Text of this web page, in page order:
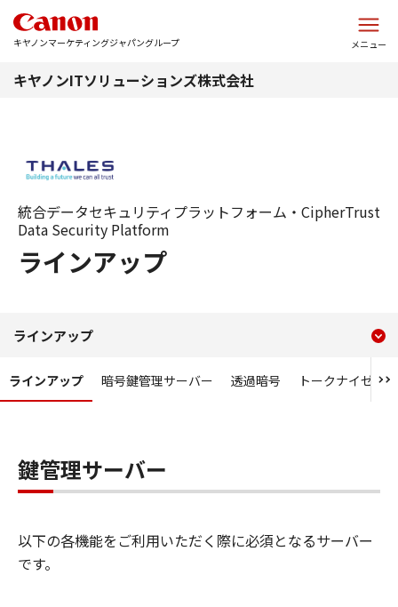
キヤノンマーケティングジャパングループ メニュー
キヤノンITソリューションズ株式会社
ラインアップ
統合データセキュリティプラットフォーム・CipherTrust
Data Security Platform
統合データセキュリティ
ラインアップ
ラインアップ 暗号鍵管理サーバー 透過暗号 トークナイゼー
鍵管理サーバー
以下の各機能をご利用いただく際に必須となるサーバー
です。